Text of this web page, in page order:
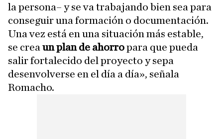
la persona– y se va trabajando bien sea para
conseguir una formación o documentación.
Una vez está en una situación más estable,
se crea un plan de ahorropara que pueda
salir fortalecido del proyecto y sepa
desenvolverse en el día a día», señala
Romacho.